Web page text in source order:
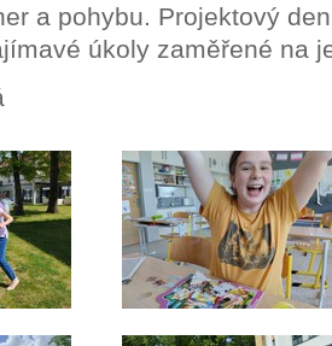
a pohybu. Projektový
úkoly zaměřené na